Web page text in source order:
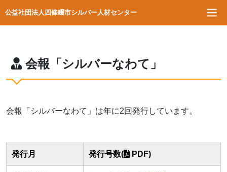
公益社団法人四條畷市シルバー人材センター
会報「シルバーなわて」
会報「シルバーなわて」は年に2回発行しています。
発行月 発行号数( PDF)